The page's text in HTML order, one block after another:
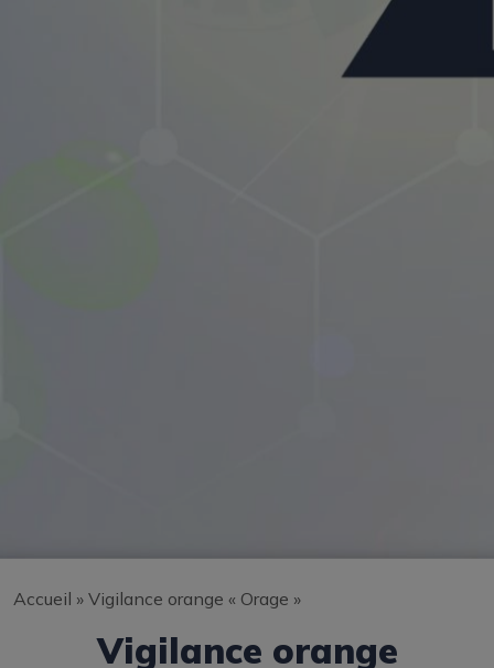
Accueil » Vigilance orange « Orage »
Vigilance orange